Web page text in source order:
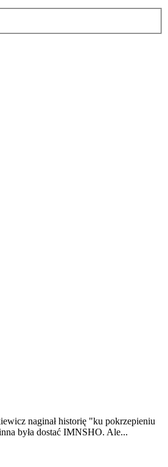
naginał historię "ku pokrzepieniu
była dostać IMNSHO. Ale...